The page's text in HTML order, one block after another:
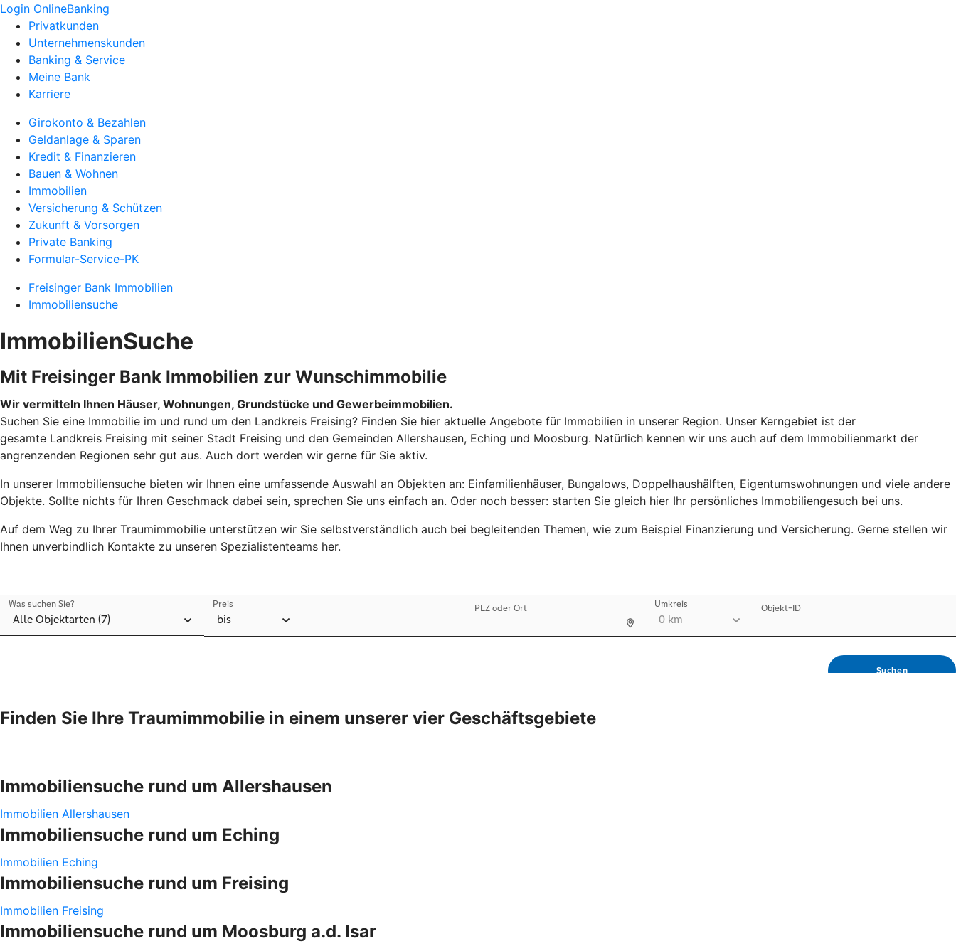
Login OnlineBanking
Privatkunden
Unternehmenskunden
Banking & Service
Meine Bank
Karriere
Girokonto & Bezahlen
Geldanlage & Sparen
Kredit & Finanzieren
Bauen & Wohnen
Immobilien
Versicherung & Schützen
Zukunft & Vorsorgen
Private Banking
Formular-Service-PK
Freisinger Bank Immobilien
Immobiliensuche
ImmobilienSuche
Mit Freisinger Bank Immobilien zur Wunschimmobilie
Wir vermitteln Ihnen Häuser, Wohnungen, Grundstücke und Gewerbeimmobilien.
Suchen Sie eine Immobilie im und rund um den Landkreis Freising? Finden Sie hier aktuelle Angebote für Immobilien in unserer Region. Unser Kerngebiet ist der
gesamte Landkreis Freising mit seiner Stadt Freising und den Gemeinden Allershausen, Eching und Moosburg. Natürlich kennen wir uns auch auf dem Immobilienmarkt der
angrenzenden Regionen sehr gut aus. Auch dort werden wir gerne für Sie aktiv.
In unserer Immobiliensuche bieten wir Ihnen eine umfassende Auswahl an Objekten an: Einfamilienhäuser, Bungalows, Doppelhaushälften, Eigentumswohnungen und viele andere
Objekte. Sollte nichts für Ihren Geschmack dabei sein, sprechen Sie uns einfach an. Oder noch besser: starten Sie gleich hier Ihr persönliches Immobiliengesuch bei uns.
Auf dem Weg zu Ihrer Traumimmobilie unterstützen wir Sie selbstverständlich auch bei begleitenden Themen, wie zum Beispiel Finanzierung und Versicherung. Gerne stellen wir
Ihnen unverbindlich Kontakte zu unseren Spezialistenteams her.
Finden Sie Ihre Traumimmobilie in einem unserer vier Geschäftsgebiete
Immobiliensuche rund um Allershausen
Immobilien Allershausen
Immobiliensuche rund um Eching
Immobilien Eching
Immobiliensuche rund um Freising
Immobilien Freising
Immobiliensuche rund um Moosburg a.d. Isar